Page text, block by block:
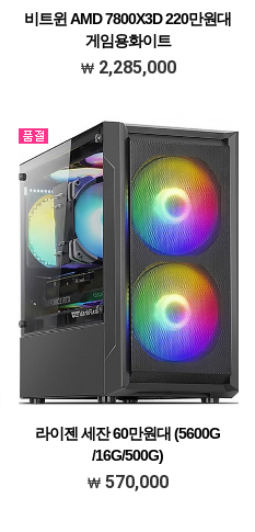
비트윈 AMD 7800X3D 220만원대
게임용화이트
모델명 비트윈 AMD 7800X3D 250만원
RC1900N 솔더링 화이트 메모리 SK하이
닉스DDR5 32GB PC5-4…
2,285,000
라이젠 세잔 60만원대 (5600G
/16G/500G)
모델명 라이젠 세잔60만원대 (5600G
570,000